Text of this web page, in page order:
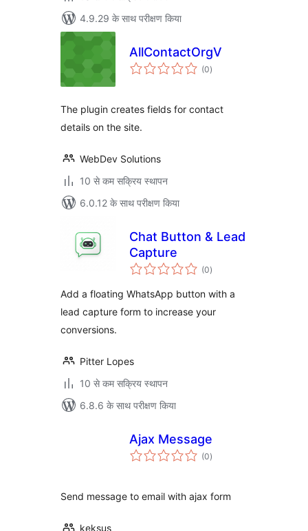
4.9.29 के साथ परीक्षण किया
AllContactOrgV
(0कुल
दर)
The plugin creates fields for contact
details on the site.
WebDev Solutions
10 से कम सक्रिय स्थापन
6.0.12 के साथ परीक्षण किया
Chat Button & Lead
Capture
(0कुल
दर)
Add a floating WhatsApp button with a
lead capture form to increase your
conversions.
Pitter Lopes
10 से कम सक्रिय स्थापन
6.8.6 के साथ परीक्षण किया
Ajax Message
(0कुल
दर)
Send message to email with ajax form
keksus